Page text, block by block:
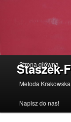
Staszek-
Przeskocz do
Przeskocz do
Strona główna
Metoda Krakowska
Napisz do nas!